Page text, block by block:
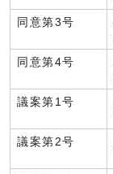
同意第3号
同意第4号
議案第1号
議案第2号